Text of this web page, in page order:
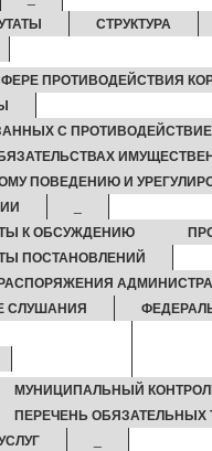
СТРУКТУРА
ПРОТИВОДЕЙСТВИЯ
С
ПОВЕДЕНИЮ И
К ОБСУЖДЕНИЮ
ПОСТАНОВЛЕНИЙ
СЛУШАНИЯ
МУНИЦИПАЛЬНЫЙ
ПЕРЕЧЕНЬ ОБЯЗАТЕЛЬНЫХ